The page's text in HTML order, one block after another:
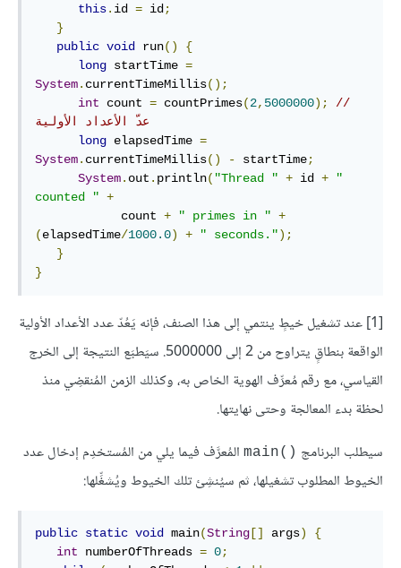
this. id = id ;
}
public void run()
{
long startTime =
System. currentTimeMillis();
int count = countPrimes(2, 5000000);
//
عدّ الأعداد الأولية
long elapsedTime =
System. currentTimeMillis() - startTime;
System. out . println( "Thread " + id +
"
counted " +
            count
+ " primes in " +
(elapsedTime/1000.0) + " seconds.");
}
}
[1] عند تشغيل خيطٍ ينتمي إلى هذا الصنف، فإنه يَعُدّ عدد الأعداد الأولية
الواقعة بنطاقٍ يتراوح من 2 إلى 5000000. سيَطبَع النتيجة إلى الخرج
القياسي، مع رقم مُعرِّف الهوية الخاص به، وكذلك الزمن المُنقضِي منذ
لحظة بدء المعالجة وحتى نهايتها.
سيطلب البرنامج main()‎ المُعرَّف فيما يلي من المُستخدِم إدخال عدد
الخيوط المطلوب تشغيلها، ثم سيُنشِئ تلك الخيوط ويُشغِّلها:
public static void main(String [] args)
{
int numberOfThreads = 0;